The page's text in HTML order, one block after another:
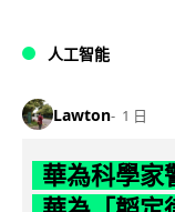
人工智能
Lawton 1 日
華為科學家